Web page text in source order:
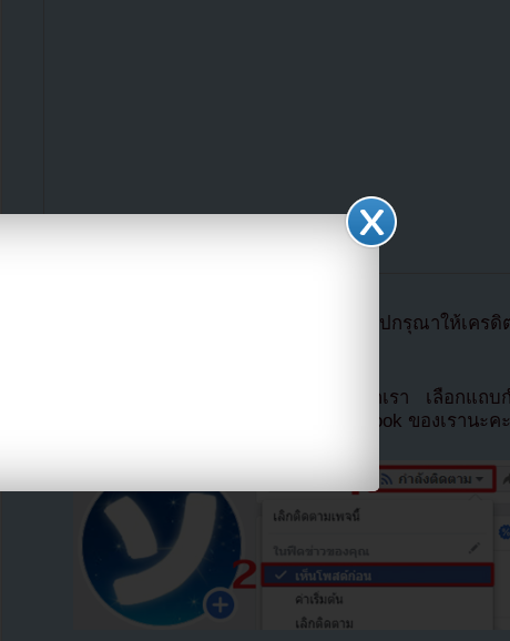
หากนำออกไปกรุณาให้เคร
หากไม่ต้องการพลาดข่าวสารอย่างรวดเร็วจากเรา เลือกแ
เลือกเห็นโพสต์ก่อนของเพจ Facebook ของเรานะคะ